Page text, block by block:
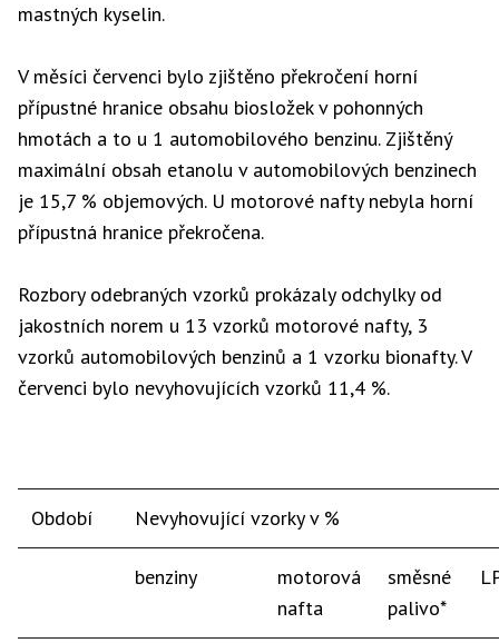
mastných kyselin.
V měsíci červenci bylo zjištěno překročení horní
přípustné hranice obsahu biosložek v pohonných
hmotách a to u 1 automobilového benzinu. Zjištěný
maximální obsah etanolu v automobilových benzinech
je 15,7 % objemových. U motorové nafty nebyla horní
přípustná hranice překročena.
Rozbory odebraných vzorků prokázaly odchylky od
jakostních norem u 13 vzorků motorové nafty, 3
vzorků automobilových benzinů a 1 vzorku bionafty. V
červenci bylo nevyhovujících vzorků 11,4 %.
Období Nevyhovující vzorky v %
benziny
motorová
nafta
směsné
palivo*